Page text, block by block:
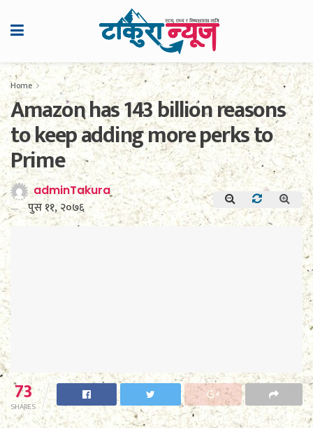
Home
Amazon has 143 billion reasons
to keep adding more perks to
Prime
adminTakura
पुस ११, २०७६
73
SHARES